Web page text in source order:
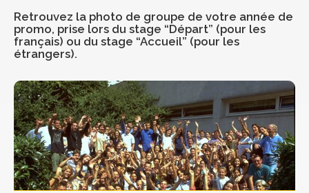
Retrouvez la photo de groupe de votre année de
promo, prise lors du stage “Départ” (pour les
français) ou du stage “Accueil” (pour les
étrangers).